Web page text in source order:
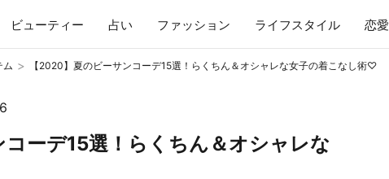
ビューティー 占い ファッション ライフスタイル 恋愛
ム > 【2020】夏のビーサンコーデ15選！らくちん＆オシャレな女子の着こなし術♡
コーデ15選！らくちん＆オシャレな